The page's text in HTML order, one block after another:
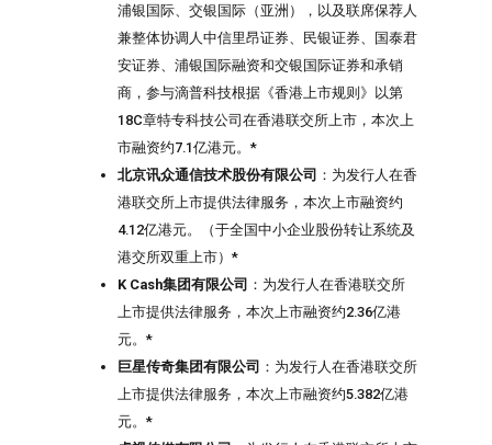
浦银国际、交银国际（亚洲），以及联席保荐人
兼整体协调人中信里昂证券、民银证券、国泰君
安证券、浦银国际融资和交银国际证券和承销
商，参与滴普科技根据《香港上市规则》以第
18C章特专科技公司在香港联交所上市，本次上
市融资约7.1亿港元。*
北京讯众通信技术股份有限公司 ：为发行人在香
港联交所上市提供法律服务，本次上市融资约
4.12亿港元。（于全国中小企业股份转让系统及
港交所双重上市）*
K Cash集团有限公司 ：为发行人在香港联交所
上市提供法律服务，本次上市融资约2.36亿港
元。*
巨星传奇集团有限公司 ：为发行人在香港联交所
上市提供法律服务，本次上市融资约5.382亿港
元。*